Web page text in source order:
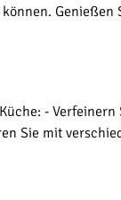
-
Sie mit